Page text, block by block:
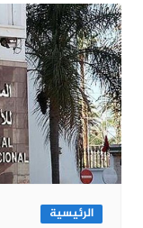
الرئيسية